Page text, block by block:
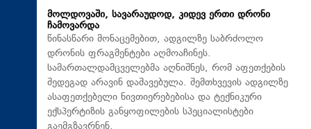
მოლდოვაში, სავარაუდოდ, კიდევ ერთი დრონი
ჩამოვარდა
წინასწარი მონაცემებით, ადგილზე საბრძოლო
დრონის ფრაგმენტები აღმოაჩინეს.
სამართალდამცველებმა აღნიშნეს, რომ აფეთქების
შედეგად არავინ დაშავებულა. შემთხვევის ადგილზე
ასაფეთქებელი ნივთიერებებისა და ტექნიკური
ექსპერტიზის განყოფილების სპეციალისტები